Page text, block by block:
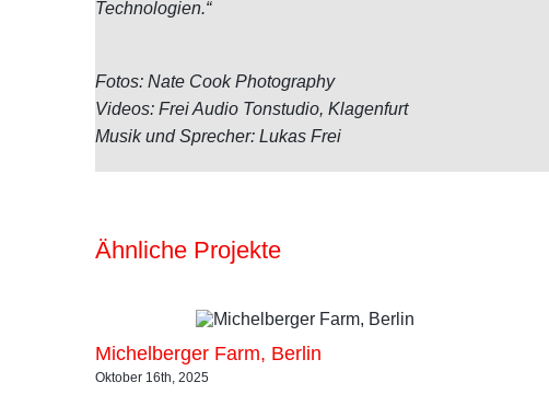
Technologien.“
Fotos: Nate Cook Photography
Videos: Frei Audio Tonstudio, Klagenfurt
Musik und Sprecher: Lukas Frei
Ähnliche Projekte
Michelberger Farm, Berlin
Oktober 16th, 2025